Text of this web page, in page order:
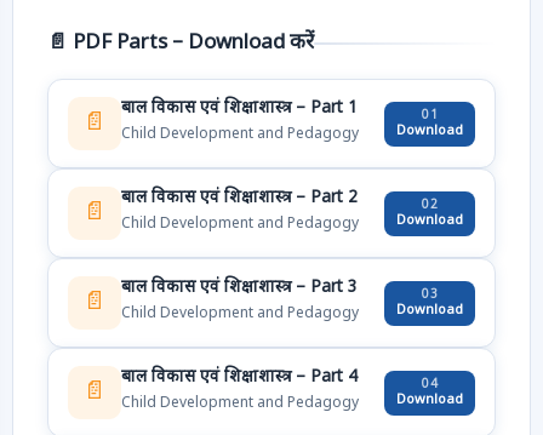
📄 PDF Parts – Download करें
📄 बाल विकास एवं शिक्षाशास्त्र – Part 1
Child Development and Pedagogy
01
Download
📄 बाल विकास एवं शिक्षाशास्त्र – Part 2
Child Development and Pedagogy
02
Download
📄 बाल विकास एवं शिक्षाशास्त्र – Part 3
Child Development and Pedagogy
03
Download
📄 बाल विकास एवं शिक्षाशास्त्र – Part 4
Child Development and Pedagogy
04
Download